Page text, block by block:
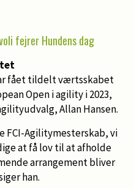
fejrer Hundens dag
fået tildelt værtsskabet
Open i agility i 2023,
Allan Hansen.
FCI-Agilitymesterskab, vi
at få lov til at afholde
arrangement bliver
han.